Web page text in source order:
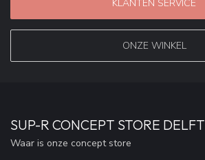
KLANTEN SERVICE
ONZE WINKEL
SUP-R CONCEPT STORE DELFT
Waar is onze concept store